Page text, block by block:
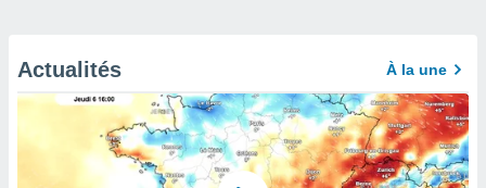
Actualités À la une